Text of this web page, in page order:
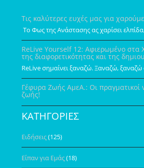
Τις καλύτερες ευχές μας για
Το Φως της Ανάστασης ας χαρίσει
ReLive Yourself 12: Αφιερωμένο στα
της διαφορετικότητας και της
ReLive σημαίνει ξαναζώ. Ξαναζώ,
Γέφυρα Ζωής ΑμεΑ.: Οι πραγματικοί
ζωής!
ΚΑΤΗΓΟΡΙΕΣ
Ειδήσεις(125)
Είπαν για Εμάς(18)